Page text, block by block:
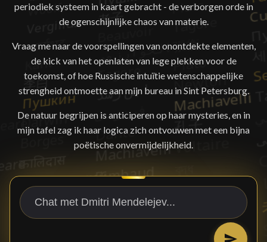
periodiek systeem in kaart gebracht - de verborgen orde in
de ogenschijnlijke chaos van materie.
Vraag me naar de voorspellingen van onontdekte elementen,
de kick van het openlaten van lege plekken voor de
toekomst, of hoe Russische intuïtie wetenschappelijke
strengheid ontmoette aan mijn bureau in Sint Petersburg.
De natuur begrijpen is anticiperen op haar mysteries, en in
mijn tafel zag ik haar logica zich ontvouwen met een bijna
poëtische onvermijdelijkheid.